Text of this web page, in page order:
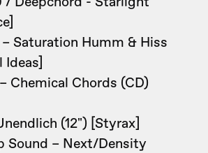
Saturation Humm & Hiss
Chemical Chords (CD)
(12") [Styrax]
Sound – Next/Density